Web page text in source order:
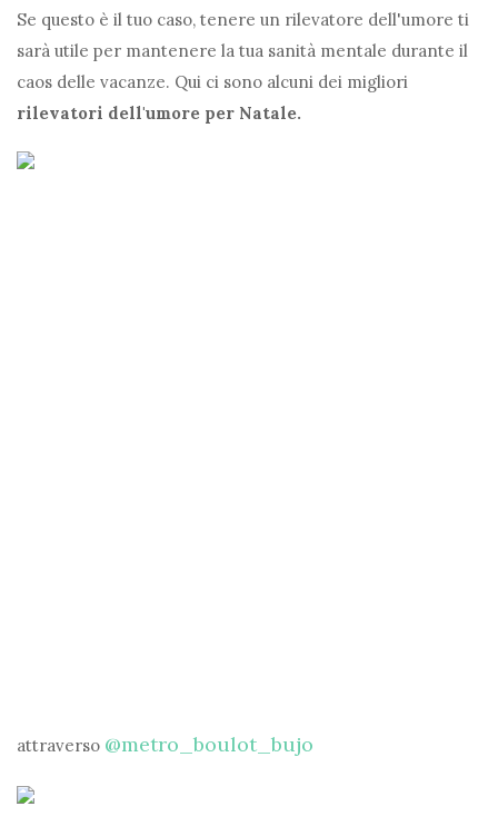
Se questo è il tuo caso, tenere un rilevatore dell'umore ti
sarà utile per mantenere la tua sanità mentale durante il
caos delle vacanze. Qui ci sono alcuni dei migliori
rilevatori dell'umore per Natale.
attraverso @metro_boulot_bujo